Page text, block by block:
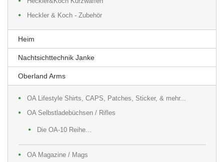
Heckler & Koch - Zubehör
Heim
Nachtsichttechnik Janke
Oberland Arms
OA Lifestyle Shirts, CAPS, Patches, Sticker, & mehr...
OA Selbstladebüchsen / Rifles
Die OA-10 Reihe...
OA Magazine / Mags